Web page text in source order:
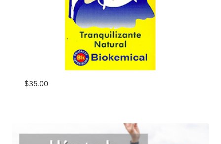
$35.00